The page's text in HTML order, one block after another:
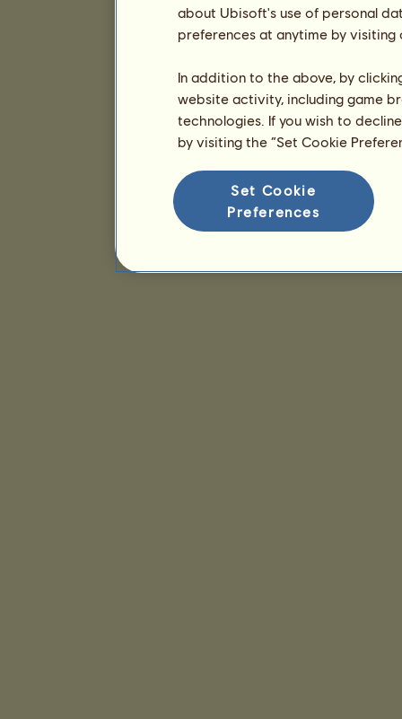
about Ubisoft's use of personal
preferences at anytime by
In addition to the above, by
website activity, including game
technologies. If you wish to
by visiting the “Set Cookie
Set Cookie
Preferences